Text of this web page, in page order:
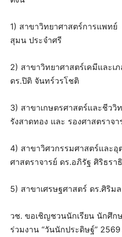
1) สาขาวิทยาศาสตร์การแพทย์
สุมน ประจำศรี
2) สาขาวิทยาศาสตร์เคมีและเ
ดร.ปิติ จันทร์วรโชติ
3) สาขาเกษตรศาสตร์และชีววิ
รังสาดทอง และ รองศาสตรา
4) สาขาวิศวกรรมศาสตร์และอุ
ศาสตราจารย์ ดร.อภิรัฐ ศิริธรา
5) สาขาเศรษฐศาสตร์ ดร.ศิริม
วช. ขอเชิญชวนนักเรียน นักศึก
ร่วมงาน “วันนักประดิษฐ์”